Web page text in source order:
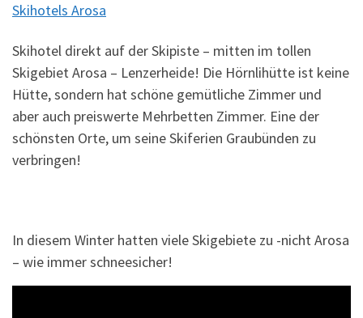
Skihotels Arosa
Skihotel direkt auf der Skipiste – mitten im tollen
Skigebiet Arosa – Lenzerheide! Die Hörnlihütte ist keine
Hütte, sondern hat schöne gemütliche Zimmer und
aber auch preiswerte Mehrbetten Zimmer. Eine der
schönsten Orte, um seine Skiferien Graubünden zu
verbringen!
In diesem Winter hatten viele Skigebiete zu -nicht Arosa
– wie immer schneesicher!